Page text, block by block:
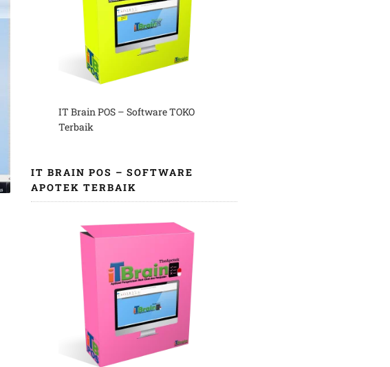
IT Brain POS – Software TOKO
Terbaik
IT BRAIN POS – SOFTWARE
APOTEK TERBAIK